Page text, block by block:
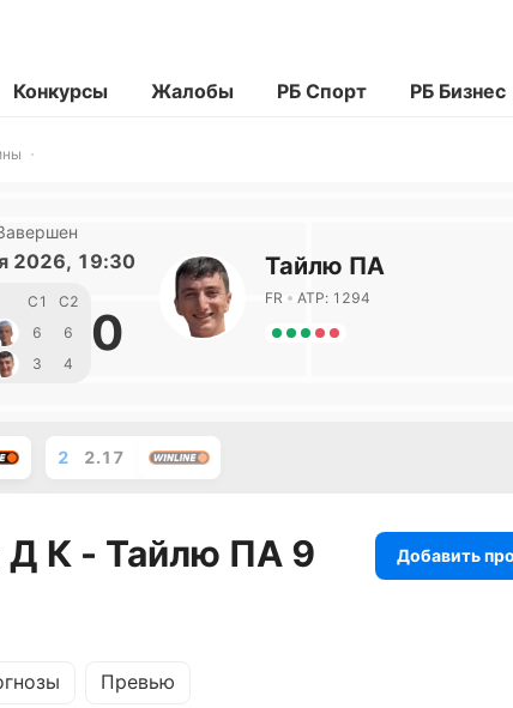
Конкурсы Жалобы РБ Спорт РБ Бизнес
2026, 19:30
С1
С2
6
6
3
4
0
Тайлю ПА
FR ATP: 1294
2 2.17
Д К - Тайлю ПА 9
Добавить
Превью